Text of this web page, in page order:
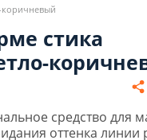
коричневый
стика
средство для
оттенка линии